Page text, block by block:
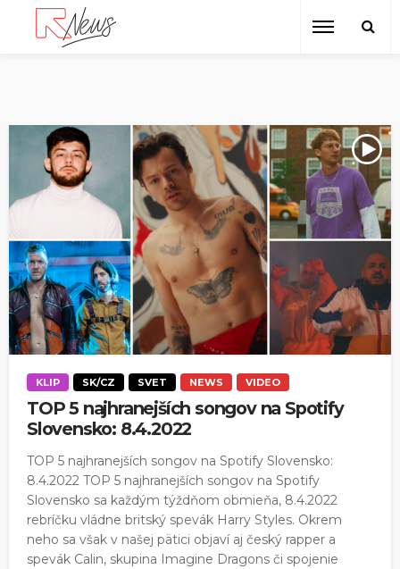
KLIP SK/CZ SVET NEWS VIDEO
TOP 5 najhranejších songov na Spotify
Slovensko: 8.4.2022
TOP 5 najhranejších songov na Spotify Slovensko:
8.4.2022 TOP 5 najhranejších songov na Spotify
Slovensko sa každým týždňom obmieňa, 8.4.2022
rebríčku vládne britský spevák Harry Styles. Okrem
neho sa však v našej pätici objaví aj český rapper a
spevák Calin, skupina Imagine Dragons či spojenie